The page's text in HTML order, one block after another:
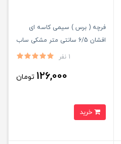
فرچه ( برس ) سیمی کاسه ای
افشان 6/5 سانتی متر مشکی ساب
ایران ( کربلایی )
1 نفر
126,000 تومان